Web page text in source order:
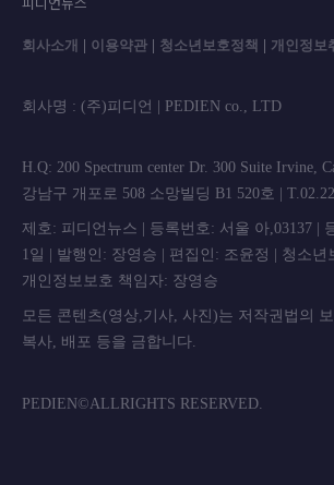
회사소개 이용약관 청소년보호정책 개인정보
회사명 : (주)피디언 |
H.Q: 200 Spectrum center Dr. 300 Suite Irvine,
강남구 개포로 508 소망빌딩 B1 520호 |
제호: 피디언뉴스 | 등록번호: 서울 아,03137 |
1일 | 발행인: 장영승 | 편집인: 조윤정 | 청소년
개인정보보호 책임자: 장영승
모든 콘텐츠(영상,기사, 사진)는 저작권법의
복사, 배포 등을
PEDIEN©ALLRIGHTS RESERVED.